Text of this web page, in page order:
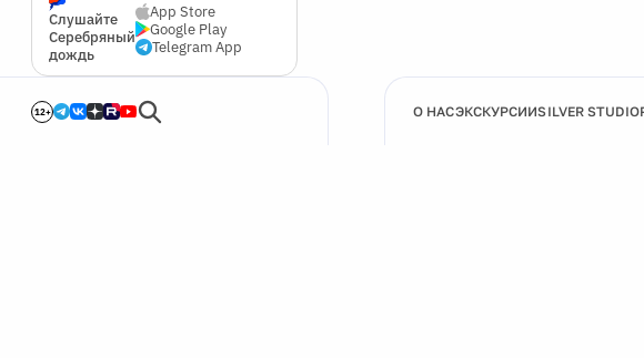
Слушайте
Серебряный
дождь
App Store
Google Play
Telegram App
12+ О НАСЭКСКУРСИИSILVER STUDIO